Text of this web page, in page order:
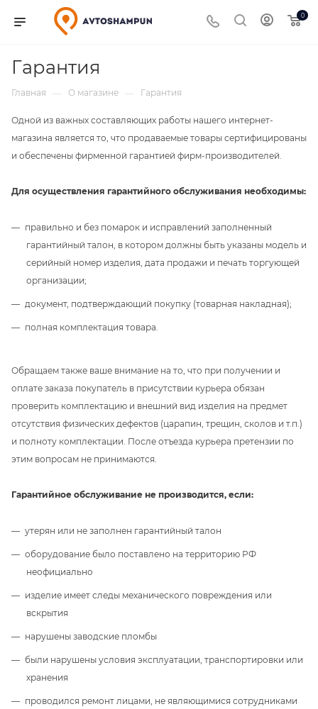
0
Гарантия
Главная — О магазине — Гарантия
Одной из важных составляющих работы нашего интернет-
магазина является то, что продаваемые товары сертифицированы
и обеспечены фирменной гарантией фирм-производителей.
Для осуществления гарантийного обслуживания необходимы:
правильно и без помарок и исправлений заполненный
гарантийный талон, в котором должны быть указаны модель и
серийный номер изделия, дата продажи и печать торгующей
организации;
документ, подтверждающий покупку (товарная накладная);
полная комплектация товара.
Обращаем также ваше внимание на то, что при получении и
оплате заказа покупатель в присутствии курьера обязан
проверить комплектацию и внешний вид изделия на предмет
отсутствия физических дефектов (царапин, трещин, сколов и т.п.)
и полноту комплектации. После отъезда курьера претензии по
этим вопросам не принимаются.
Гарантийное обслуживание не производится, если:
утерян или не заполнен гарантийный талон
оборудование было поставлено на территорию РФ
неофициально
изделие имеет следы механического повреждения или
вскрытия
нарушены заводские пломбы
были нарушены условия эксплуатации, транспортировки или
хранения
проводился ремонт лицами, не являющимися сотрудниками